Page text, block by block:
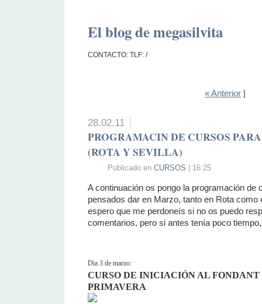
El blog de megasilvita
CONTACTO: TLF: /
« Anterior
28.02.11
PROGRAMACIN DE CURSOS
(ROTA Y SEVILLA)
Publicado en CURSOS | 16:25
A continuación os pongo la programación de
pensados dar en Marzo, tanto en Rota
espero que me perdoneís si no os puedo
comentarios, pero si antes tenía poco
Dia 3 de marzo:
CURSO DE INICIACIÓN AL
PRIMAVERA